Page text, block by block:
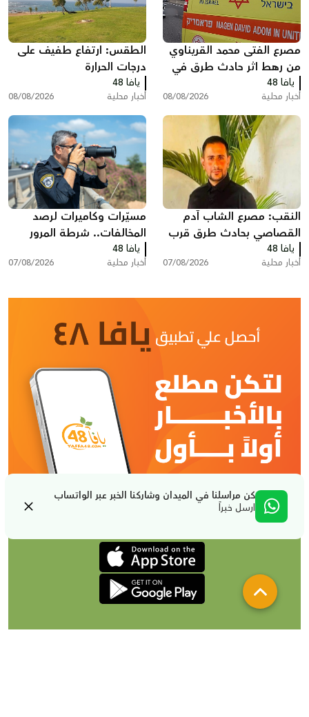
كن مراسلنا في الميدان وشاركنا الخبر عبر الواتساب
ارسل خبراً
مصرع الفتى محمد القريناوي
من رهط اثر حادث طرق في
عرعرة النقب
يافا 48
أخبار محلية 08/08/2026
الطقس: ارتفاع طفيف على
درجات الحرارة
يافا 48
أخبار محلية 08/08/2026
النقب: مصرع الشاب آدم
القصاصي بحادث طرق قرب
حورة
يافا 48
أخبار محلية 07/08/2026
مسيّرات وكاميرات لرصد
المخالفات.. شرطة المرور
تكثف حملاتها على الطرق
يافا 48
أخبار محلية 07/08/2026